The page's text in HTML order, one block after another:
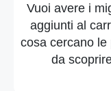
Vuoi avere i
aggiunti al
cosa cercano
da